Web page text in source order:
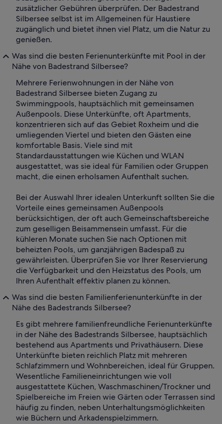
zusätzlicher Gebühren überprüfen. Der Badestrand
Silbersee selbst ist im Allgemeinen für Haustiere
zugänglich und bietet ihnen viel Platz, um die Natur zu
genießen.
Was sind die besten Ferienunterkünfte mit Pool in der
Nähe von Badestrand Silbersee?
Mehrere Ferienwohnungen in der Nähe von
Badestrand Silbersee bieten Zugang zu
Swimmingpools, hauptsächlich mit gemeinsamen
Außenpools. Diese Unterkünfte, oft Apartments,
konzentrieren sich auf das Gebiet Roxheim und die
umliegenden Viertel und bieten den Gästen eine
komfortable Basis. Viele sind mit
Standardausstattungen wie Küchen und WLAN
ausgestattet, was sie ideal für Familien oder Gruppen
macht, die einen erholsamen Aufenthalt suchen.
Bei der Auswahl Ihrer idealen Unterkunft sollten Sie die
Vorteile eines gemeinsamen Außenpools
berücksichtigen, der oft auch Gemeinschaftsbereiche
zum geselligen Beisammensein umfasst. Für die
kühleren Monate suchen Sie nach Optionen mit
beheizten Pools, um ganzjährigen Badespaß zu
gewährleisten. Überprüfen Sie vor Ihrer Reservierung
die Verfügbarkeit und den Heizstatus des Pools, um
Ihren Aufenthalt effektiv planen zu können.
Was sind die besten Familienferienunterkünfte in der
Nähe des Badestrands Silbersee?
Es gibt mehrere familienfreundliche Ferienunterkünfte
in der Nähe des Badestrands Silbersee, hauptsächlich
bestehend aus Apartments und Privathäusern. Diese
Unterkünfte bieten reichlich Platz mit mehreren
Schlafzimmern und Wohnbereichen, ideal für Gruppen.
Wesentliche Familieneinrichtungen wie voll
ausgestattete Küchen, Waschmaschinen/Trockner und
Spielbereiche im Freien wie Gärten oder Terrassen sind
häufig zu finden, neben Unterhaltungsmöglichkeiten
wie Büchern und Arkadenspielzimmern.